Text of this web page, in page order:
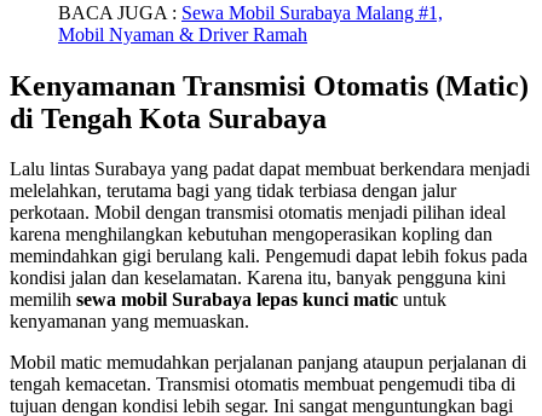
BACA JUGA : Sewa Mobil Surabaya Malang #1,
Mobil Nyaman & Driver Ramah
Kenyamanan Transmisi Otomatis (Matic)
di Tengah Kota Surabaya
Lalu lintas Surabaya yang padat dapat membuat berkendara menjadi
melelahkan, terutama bagi yang tidak terbiasa dengan jalur
perkotaan. Mobil dengan transmisi otomatis menjadi pilihan ideal
karena menghilangkan kebutuhan mengoperasikan kopling dan
memindahkan gigi berulang kali. Pengemudi dapat lebih fokus pada
kondisi jalan dan keselamatan. Karena itu, banyak pengguna kini
memilih sewa mobil Surabaya lepas kunci matic untuk
kenyamanan yang memuaskan.
Mobil matic memudahkan perjalanan panjang ataupun perjalanan di
tengah kemacetan. Transmisi otomatis membuat pengemudi tiba di
tujuan dengan kondisi lebih segar. Ini sangat menguntungkan bagi